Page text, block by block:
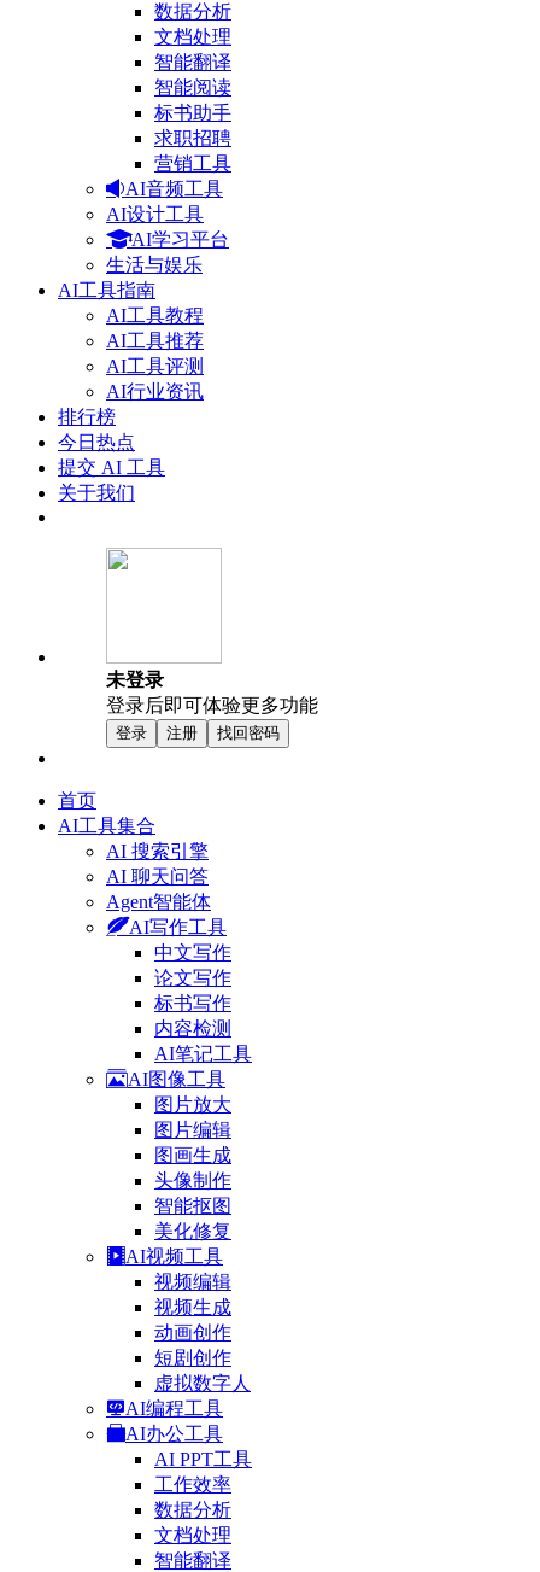
数据分析
文档处理
智能翻译
智能阅读
标书助手
求职招聘
营销工具
AI音频工具
AI设计工具
AI学习平台
生活与娱乐
AI工具指南
AI工具教程
AI工具推荐
AI工具评测
AI行业资讯
排行榜
今日热点
提交 AI 工具
关于我们
未登录
登录后即可体验更多功能
登录 注册 找回密码
首页
AI工具集合
AI 搜索引擎
AI 聊天问答
Agent智能体
AI写作工具
中文写作
论文写作
标书写作
内容检测
AI笔记工具
AI图像工具
图片放大
图片编辑
图画生成
头像制作
智能抠图
美化修复
AI视频工具
视频编辑
视频生成
动画创作
短剧创作
虚拟数字人
AI编程工具
AI办公工具
AI PPT工具
工作效率
数据分析
文档处理
智能翻译